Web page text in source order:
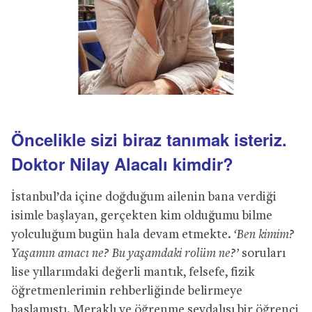
Öncelikle sizi biraz tanımak isteriz.
Doktor Nilay Alacalı kimdir?
İstanbul’da içine doğduğum ailenin bana verdiği
isimle başlayan, gerçekten kim olduğumu bilme
yolculuğum bugün hala devam etmekte. ‘Ben kimim?
Yaşamın amacı ne? Bu yaşamdaki rolüm ne?’ soruları
lise yıllarımdaki değerli mantık, felsefe, fizik
öğretmenlerimin rehberliğinde belirmeye